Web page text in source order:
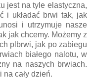
jest na tyle elastyczna,
i układać brwi tak, jak
i utrzymuje nasze
jak chcemy. Możemy z
plbrwi, jak po zabiegu
białego nalotu, w
na naszych brwiach.
cały dzień.